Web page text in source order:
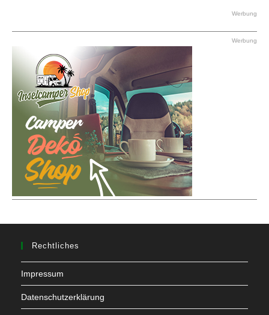
Werbung
Werbung
Rechtliches
Impressum
Datenschutzerklärung